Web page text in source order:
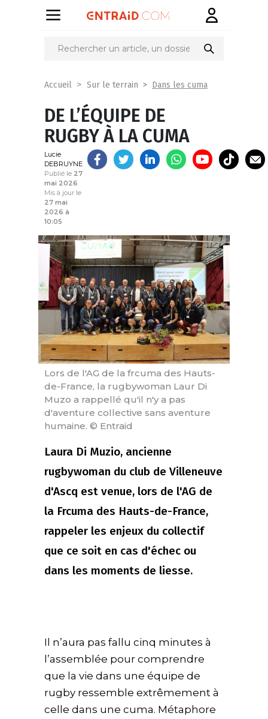
Partager
Accueil Sur le terrain Dans les cuma
DE L’ÉQUIPE DE
RUGBY À LA CUMA
Lucie
DEBRUYNE
Publié le 27
mai 2026
Mis à jour le
27 mai
2026 à
10:05
Lors de l'AG de la frcuma des Hauts-
de-France, la rugbywoman Laur Di
Muzo a rappellé qu'il n'y a pas
d'aventure collective sans aventure
humaine. © Entraid
Laura Di Muzio, ancienne
rugbywoman du club de Villeneuve
d'Ascq est venue, lors de l'AG de
la Frcuma des Hauts-de-France,
rappeler les enjeux du collectif
que ce soit en cas d'échec ou
dans les moments de liesse.
Il n’aura pas fallu cinq minutes à
l’assemblée pour comprendre
que la vie dans une équipe de
rugby ressemble extrêmement à
celle dans une cuma. Métaphore